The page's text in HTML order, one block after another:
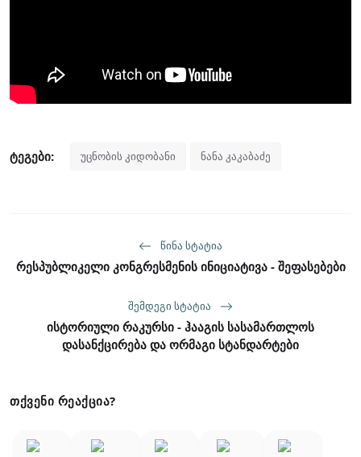
ტეგები: უცნობის კიდობანი ნანა კაკაბაძე
ᲬᲘᲜᲐ ᲡᲢᲐᲢᲘᲐ
რესპუბლიკელი კონგრესმენის ინიციატივა - შეფასებები
ᲨᲔᲛᲓᲔᲒᲘ ᲡᲢᲐᲢᲘᲐ
ისტორიული რაკურსი - ჰააგის სასამართლოს
დასანქცირება და ორმაგი სტანდარტები
ᲗᲥᲕᲔᲜᲘ ᲠᲔᲐᲥᲪᲘᲐ?